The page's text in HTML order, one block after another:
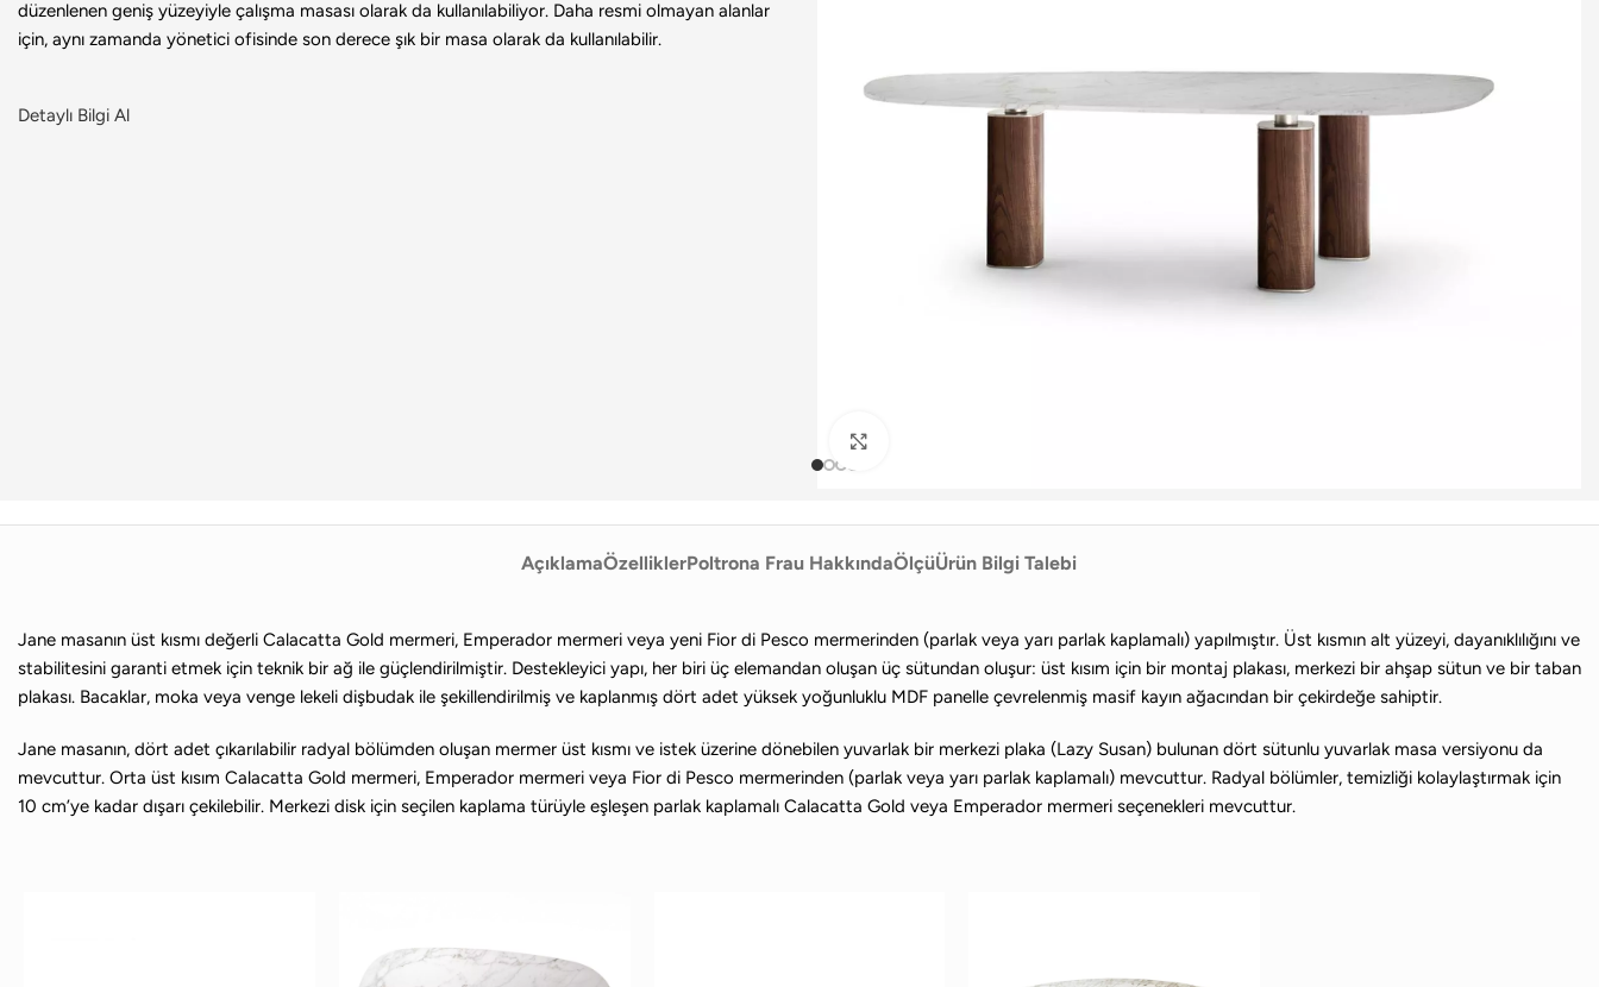
düzenlenen geniş yüzeyiyle çalışma masası olarak da kullanılabiliyor. Daha resmi olmayan alanlar
için, aynı zamanda yönetici ofisinde son derece şık bir masa olarak da kullanılabilir.
Detaylı Bilgi Al
AçıklamaÖzelliklerPoltrona Frau HakkındaÖlçüÜrün Bilgi Talebi
Jane masanın üst kısmı değerli Calacatta Gold mermeri, Emperador mermeri veya yeni Fior di Pesco mermerinden (parlak veya yarı parlak kaplamalı) yapılmıştır. Üst kısmın alt yüzeyi, dayanıklılığını ve
stabilitesini garanti etmek için teknik bir ağ ile güçlendirilmiştir. Destekleyici yapı, her biri üç elemandan oluşan üç sütundan oluşur: üst kısım için bir montaj plakası, merkezi bir ahşap sütun ve bir taban
plakası. Bacaklar, moka veya venge lekeli dişbudak ile şekillendirilmiş ve kaplanmış dört adet yüksek yoğunluklu MDF panelle çevrelenmiş masif kayın ağacından bir çekirdeğe sahiptir.
Jane masanın, dört adet çıkarılabilir radyal bölümden oluşan mermer üst kısmı ve istek üzerine dönebilen yuvarlak bir merkezi plaka (Lazy Susan) bulunan dört sütunlu yuvarlak masa versiyonu da
mevcuttur. Orta üst kısım Calacatta Gold mermeri, Emperador mermeri veya Fior di Pesco mermerinden (parlak veya yarı parlak kaplamalı) mevcuttur. Radyal bölümler, temizliği kolaylaştırmak için
10 cm’ye kadar dışarı çekilebilir. Merkezi disk için seçilen kaplama türüyle eşleşen parlak kaplamalı Calacatta Gold veya Emperador mermeri seçenekleri mevcuttur.